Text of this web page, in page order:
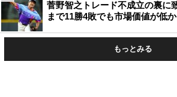
菅野智之トレード不成立の裏に
まで11勝4敗でも市場価値が低
もっとみる